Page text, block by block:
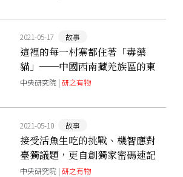
2021-05-17 故事
這裡的每一村寨都住著「毒藥
貓」──中國西南藏羌族區的東
方女巫傳說
中央研究院 |研之有物
2021-05-10 故事
接受活魚生吃的挑戰、機智應對
臺獨議題，更自創獨家密碼速記
訪談──吳介民研究員與他的中
中央研究院 |研之有物